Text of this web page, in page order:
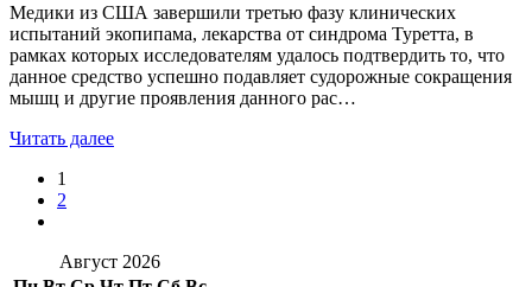
Медики из США завершили третью фазу клинических
испытаний экопипама, лекарства от синдрома Туретта, в
рамках которых исследователям удалось подтвердить то, что
данное средство успешно подавляет судорожные сокращения
мышц и другие проявления данного рас…
Читать далее
1
2
Август 2026